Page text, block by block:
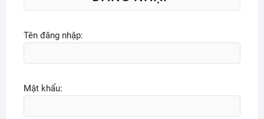
Tên đăng nhập:
Mật khẩu: